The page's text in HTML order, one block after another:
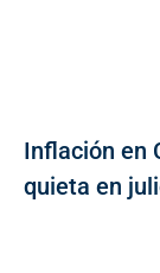
Inflación en
quieta en